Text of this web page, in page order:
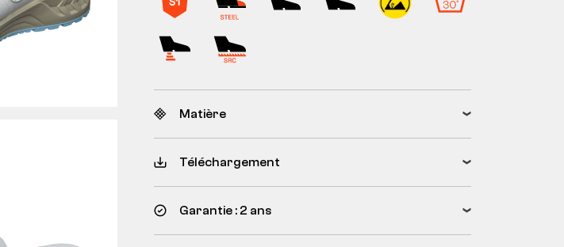
Matière
Téléchargement
Garantie : 2 ans